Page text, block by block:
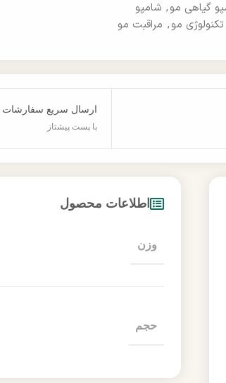
گیاهی مو, شامپو
مو, مراقبت مو
ارسال سریع سفارشات
با پست پیشتاز
اطلاعات محصول
وزن
حجم